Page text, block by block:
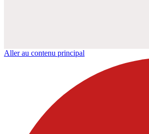
Aller au contenu principal